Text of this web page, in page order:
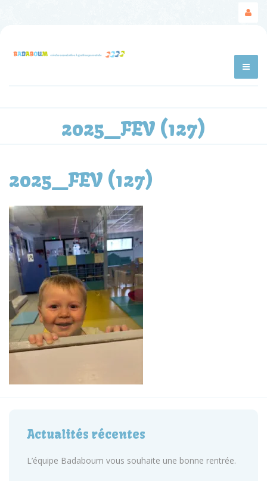
2025_FEV (127)
2025_FEV (127)
Actualités récentes
L’équipe Badaboum vous souhaite une bonne rentrée.